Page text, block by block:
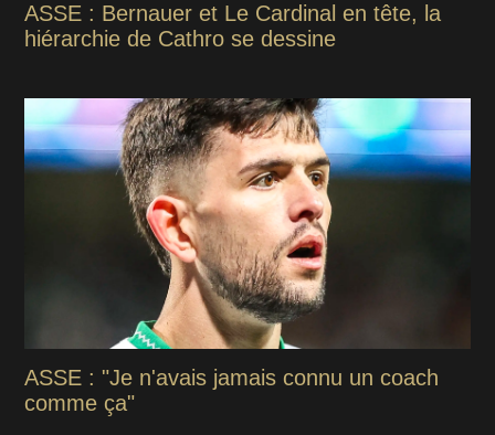
ASSE : Bernauer et Le Cardinal en tête, la
hiérarchie de Cathro se dessine
ASSE : "Je n'avais jamais connu un coach
comme ça"